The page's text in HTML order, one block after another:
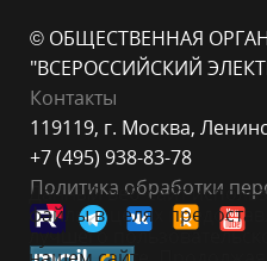
© ОБЩЕСТВЕННАЯ
"ВСЕРОССИЙСКИЙ
Контакты
119119, г. Москва,
+7 (495) 938-83-78
Политика обработки
Данный веб-сайт
файлы в целях
лучшего